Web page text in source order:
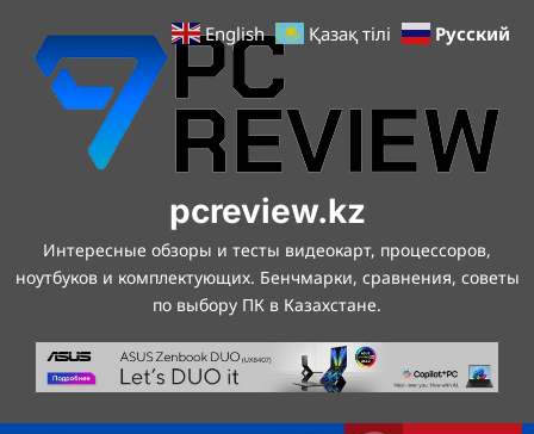
содержимому
pcreview.kz
Интересные обзоры и тесты видеокарт, процессоров,
ноутбуков и комплектующих. Бенчмарки, сравнения, советы
по выбору ПК в Казахстане.
English Қазақ тілі Русский